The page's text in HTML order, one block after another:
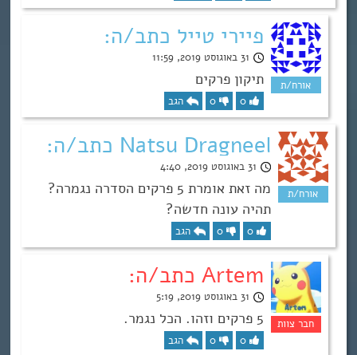
פיירי טייל כתב/ה:
31 באוגוסט 2019, 11:59
תיקון פרקים
0
0 הגב
Natsu Dragneel כתב/ה:
31 באוגוסט 2019, 4:40
מה זאת אומרת 5 פרקים הסדרה נגמרה?
תהיה עונה חדשה?
0
0 הגב
Artem כתב/ה:
31 באוגוסט 2019, 5:19
5 פרקים וזהו. הכל נגמר.
0
0 הגב